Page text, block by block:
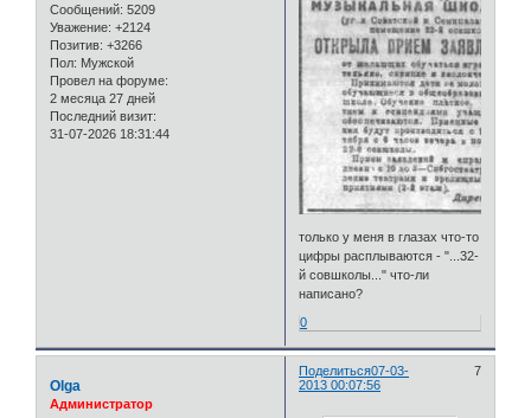
Сообщений: 5209
Уважение: +2124
Позитив: +3266
Пол: Мужской
Провел на форуме:
2 месяца 27 дней
Последний визит:
31-07-2026 18:31:44
только у меня в глазах что-то
цифры расплываются - "...32-
й совшколы..." что-ли
написано?
0
Поделиться 7
07-03-
2013 00:07:56
Olga
Администратор